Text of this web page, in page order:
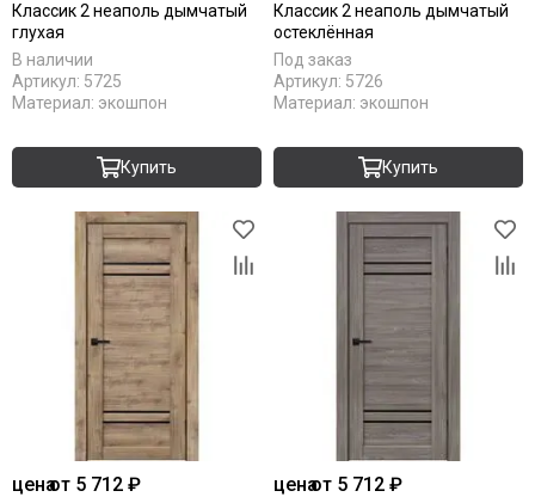
Классик 2 неаполь дымчатый
глухая
В наличии
Артикул: 5725
Материал: экошпон
Купить
Классик 2 неаполь дымчатый
остеклённая
Под заказ
Артикул: 5726
Материал: экошпон
Купить
ценаот 5 712 ₽ ценаот 5 712 ₽